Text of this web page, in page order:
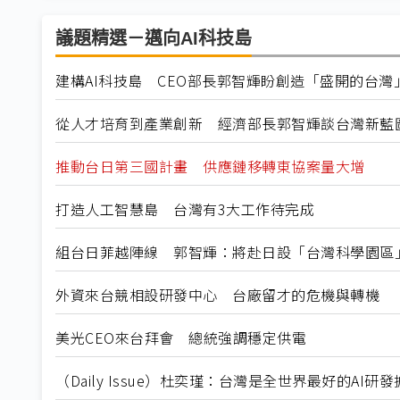
議題精選－邁向AI科技島
建構AI科技島 CEO部長郭智輝盼創造「盛開的台灣」
從人才培育到產業創新 經濟部長郭智輝談台灣新藍
推動台日第三國計畫 供應鏈移轉東協案量大增
打造人工智慧島 台灣有3大工作待完成
組台日菲越陣線 郭智輝：將赴日設「台灣科學園區」
外資來台競相設研發中心 台廠留才的危機與轉機
美光CEO來台拜會 總統強調穩定供電
（Daily Issue）杜奕瑾：台灣是全世界最好的AI研發